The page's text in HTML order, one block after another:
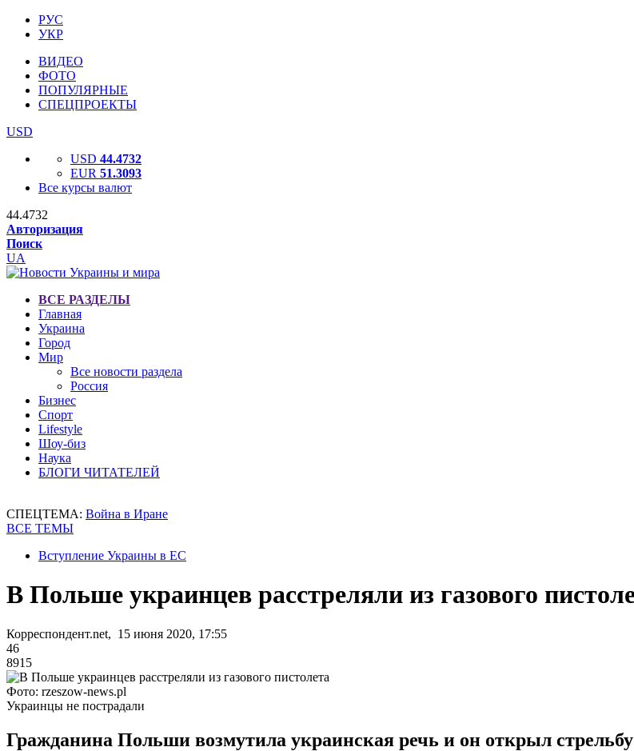
РУС
УКР
ВИДЕО
ФОТО
ПОПУЛЯРНЫЕ
СПЕЦПРОЕКТЫ
USD
USD 44.4732
EUR 51.3093
Все курсы валют
44.4732
Авторизация
Поиск
UA
ВСЕ РАЗДЕЛЫ
Главная
Украина
Город
Мир
Все новости раздела
Россия
Бизнес
Спорт
Lifestyle
Шоу-биз
Наука
БЛОГИ ЧИТАТЕЛЕЙ
СПЕЦТЕМА: Война в Иране
ВСЕ ТЕМЫ
Вступление Украины в ЕС
В Польше украинцев расстреляли из газового
Корреспондент.net, 15 июня 2020, 17:55
46
8915
Фото: rzeszow-news.pl
Украинцы не пострадали
Гражданина Польши возмутила украинская речь и он открыл